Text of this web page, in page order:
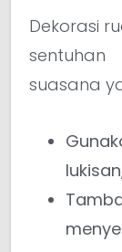
Dekorasi
suasana